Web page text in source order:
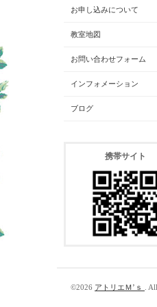
お申し込みについて
教室地図
お問い合わせフォーム
インフォメーション
ブログ
携帯サイト
©2026 アトリエＭ’ｓ .